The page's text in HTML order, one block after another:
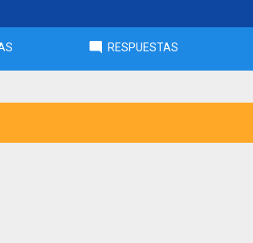
RESPUESTAS